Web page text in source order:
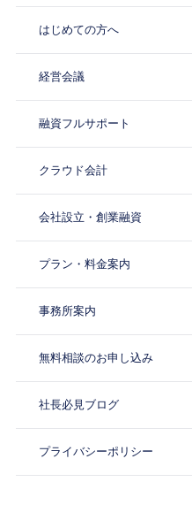
はじめての方へ
経営会議
融資フルサポート
クラウド会計
会社設立・創業融資
プラン・料金案内
事務所案内
無料相談のお申し込み
社長必見ブログ
プライバシーポリシー